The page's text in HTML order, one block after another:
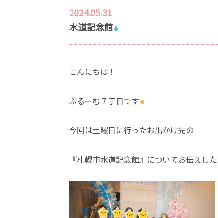
2024.05.31
水道記念館
こんにちは！
ぶるーむ７丁目です
今回は土曜日に行ったお出かけ先の
『札幌市水道記念館』についてお伝えし